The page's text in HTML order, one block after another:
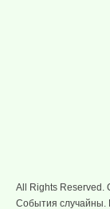
All Rights Reserved.
События